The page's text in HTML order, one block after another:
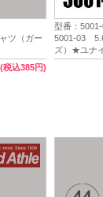
ツ（ガー
税込385円)
型番：
5001-03
ズ）★ユナ